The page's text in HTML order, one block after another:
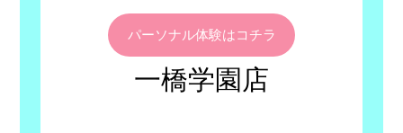
パーソナル体験はコチラ
一橋学園店